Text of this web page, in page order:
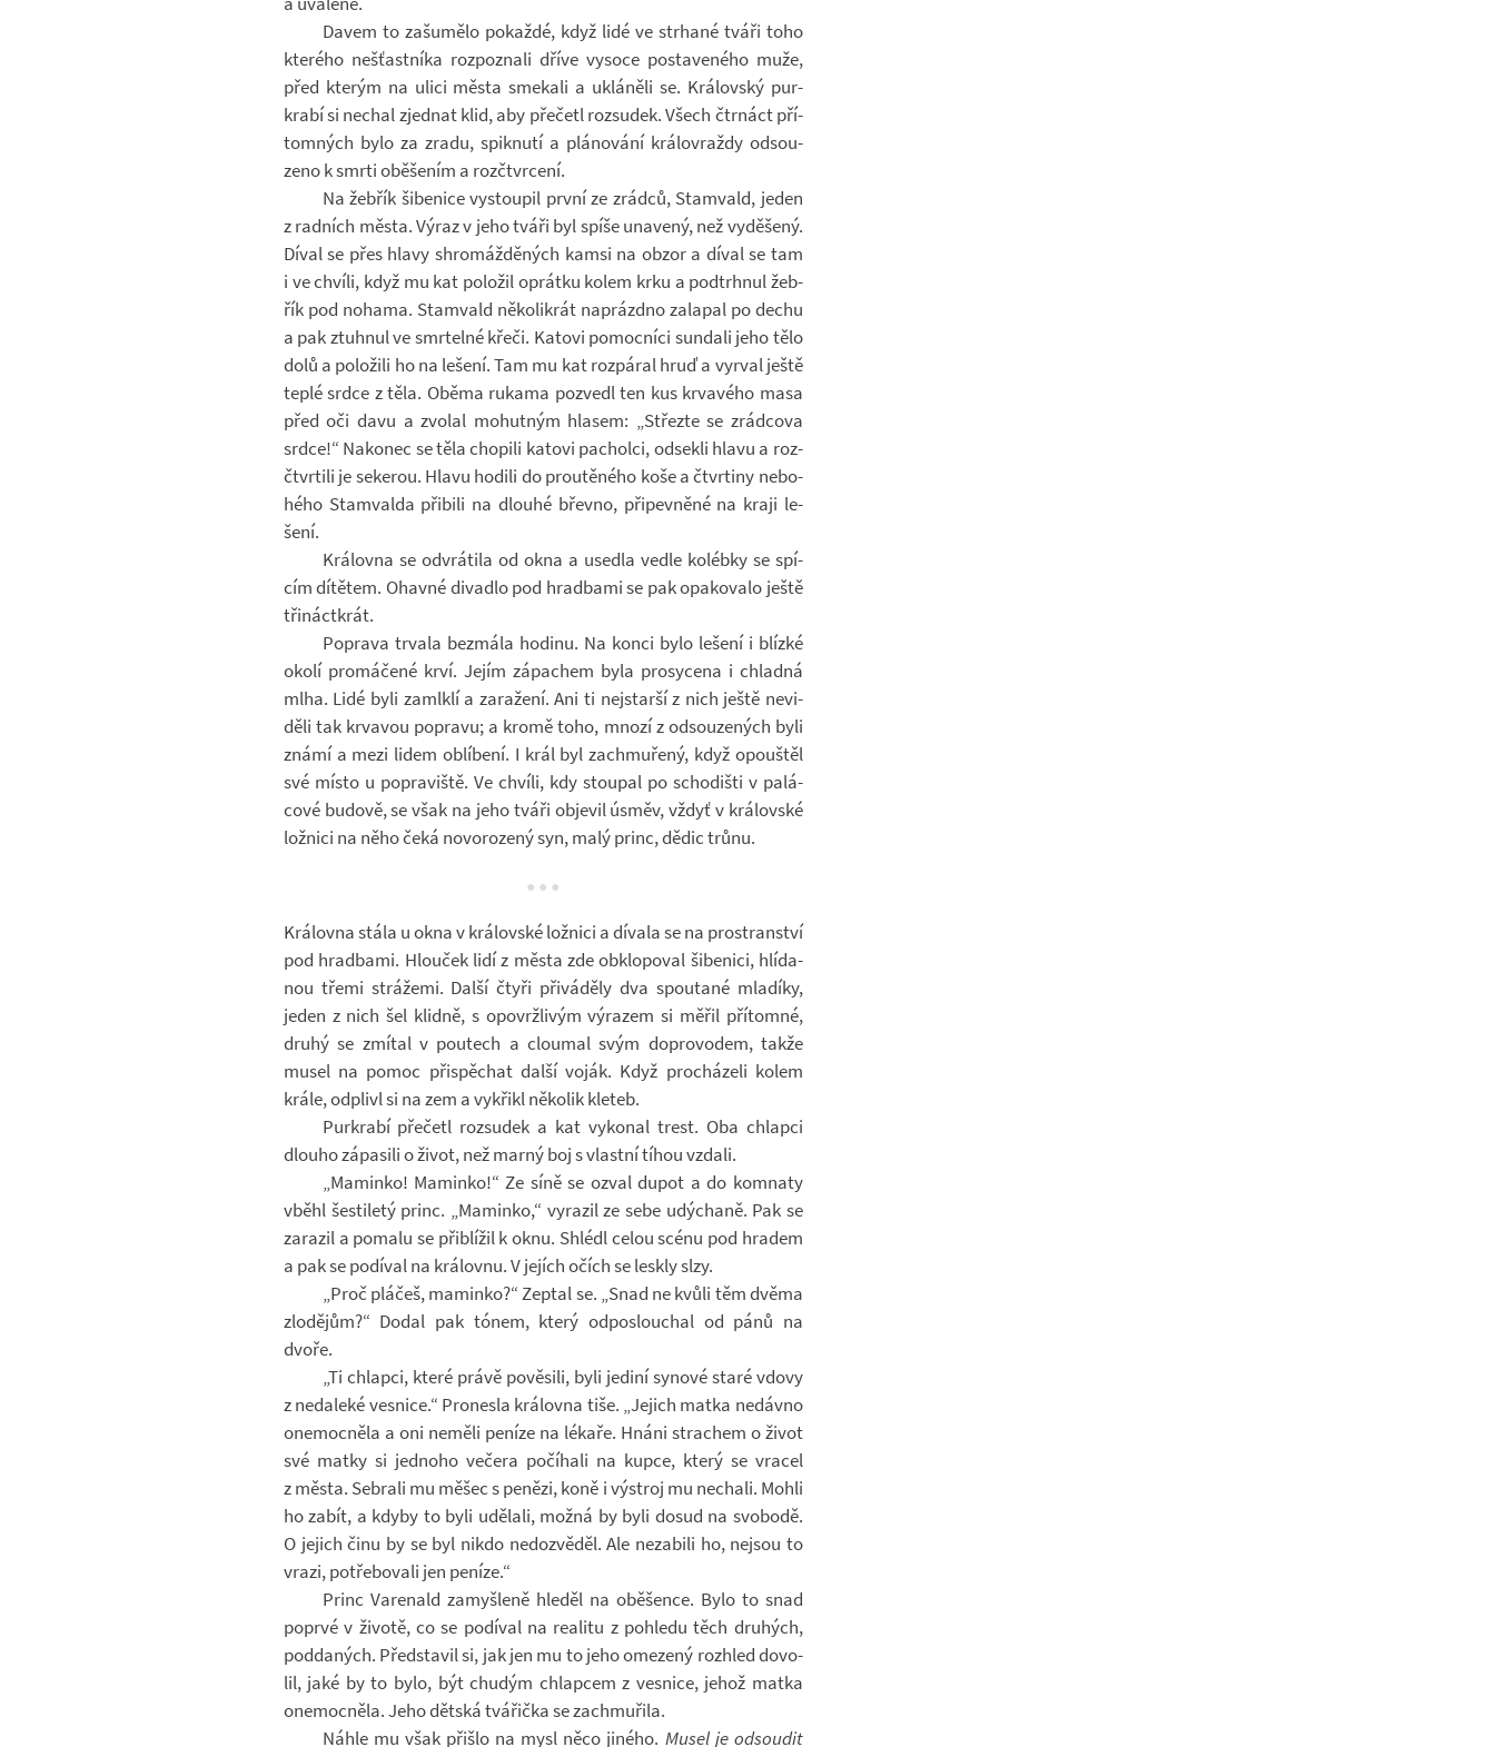
Davem to za­šumělo po­každé, když lidé ve str­hané tváři toho
kte­rého ne­šťast­níka roz­po­znali dříve vy­soce po­sta­ve­ného muže,
před kte­rým na ulici města sme­kali a uklá­něli se. Krá­lov­ský pur­
krabí si ne­chal zjed­nat klid, aby pře­četl roz­su­dek. Všech čtr­náct pří­
tom­ných bylo za zradu, spik­nutí a plá­no­vání krá­lo­vraždy od­sou­
zeno k smrti obě­še­ním a roz­čtvrcení.
Na žeb­řík ši­be­nice vy­stou­pil první ze zrádců, Stam­vald, jeden
z rad­ních města. Výraz v jeho tváři byl spíše una­vený, než vy­dě­šený.
Díval se přes hlavy shro­máž­dě­ných kamsi na obzor a díval se tam
i ve chvíli, když mu kat po­lo­žil oprátku kolem krku a pod­trh­nul žeb­
řík pod no­hama. Stam­vald ně­ko­li­krát na­prázdno za­la­pal po dechu
a pak ztuhnul ve smr­telné křeči. Ka­tovi po­moc­níci sun­dali jeho tělo
dolů a po­lo­žili ho na le­šení. Tam mu kat roz­pá­ral hruď a vy­rval ještě
teplé srdce z těla. Oběma rukama po­zvedl ten kus kr­va­vého masa
před oči davu a zvo­lal mo­hut­ným hla­sem: „Střezte se zrád­cova
srdce!“ Na­ko­nec se těla cho­pili ka­tovi pa­cholci, od­sekli hlavu a roz­
čtvr­tili je se­ke­rou. Hlavu ho­dili do prou­tě­ného koše a čtvr­tiny ne­bo­
hého Stam­valda při­bili na dlouhé břevno, při­pev­něné na kraji le­
šení.
Krá­lovna se od­vrá­tila od okna a usedla vedle ko­lébky se spí­
cím dí­tě­tem. Ohavné di­va­dlo pod hradbami se pak opa­ko­valo ještě
tři­náct­krát.
Po­prava tr­vala bez­mála ho­dinu. Na konci bylo le­šení i blízké
okolí pro­má­čené krví. Jejím zá­pa­chem byla pro­sy­cena i chladná
mlha. Lidé byli za­mlklí a za­ra­žení. Ani ti nej­starší z nich ještě ne­vi­
děli tak kr­va­vou po­pravu; a kromě toho, mnozí z od­sou­ze­ných byli
známí a mezi lidem ob­lí­bení. I král byl za­chmu­řený, když opouš­těl
své místo u po­pra­viště. Ve chvíli, kdy stou­pal po scho­dišti v pa­lá­
cové bu­dově, se však na jeho tváři ob­je­vil úsměv, vždyť v krá­lov­ské
lož­nici na něho čeká no­vo­ro­zený syn, malý princ, dědic trůnu.
Krá­lovna stála u okna v krá­lov­ské lož­nici a dí­vala se na pro­stran­ství
pod hradbami. Hlou­ček lidí z města zde ob­klo­po­val ši­be­nici, hlí­da­
nou třemi strá­žemi. Další čtyři při­vá­děly dva spou­tané mla­díky,
jeden z nich šel klidně, s opo­vrž­li­vým vý­ra­zem si měřil pří­tomné,
druhý se zmí­tal v pou­tech a clou­mal svým do­pro­vo­dem, takže
musel na pomoc při­spě­chat další voják. Když pro­chá­zeli kolem
krále, od­plivl si na zem a vy­křikl ně­ko­lik kle­teb.
Pur­krabí pře­četl roz­su­dek a kat vy­ko­nal trest. Oba chlapci
dlouho zá­pa­sili o život, než marný boj s vlastní tíhou vzdali.
„Ma­minko! Ma­minko!“ Ze síně se ozval dupot a do kom­naty
vběhl šes­ti­letý princ. „Ma­minko,“ vy­ra­zil ze sebe udý­chaně. Pak se
za­ra­zil a po­malu se při­blí­žil k oknu. Shlédl celou scénu pod hra­dem
a pak se po­dí­val na krá­lovnu. V je­jích očích se leskly slzy.
„Proč plá­češ, ma­minko?“ Ze­ptal se. „Snad ne kvůli těm dvěma
zlo­dě­jům?“ Dodal pak tónem, který od­po­slou­chal od pánů na
dvoře.
„Ti chlapci, které právě po­vě­sili, byli je­diní sy­nové staré vdovy
z ne­da­leké ves­nice.“ Pro­nesla krá­lovna tiše. „Je­jich matka ne­dávno
one­moc­něla a oni ne­měli pe­níze na lé­kaře. Hnáni stra­chem o život
své matky si jed­noho ve­čera po­čí­hali na kupce, který se vra­cel
z města. Se­brali mu měšec s pe­nězi, koně i vý­stroj mu ne­chali. Mohli
ho zabít, a kdyby to byli udě­lali, možná by byli dosud na svo­bodě.
O je­jich činu by se byl nikdo ne­do­zvě­děl. Ale ne­za­bili ho, nejsou to
vrazi, po­tře­bo­vali jen pe­níze.“
Princ Va­re­nald za­myš­leně hle­děl na obě­šence. Bylo to snad
po­prvé v ži­votě, co se po­dí­val na re­a­litu z po­hledu těch dru­hých,
pod­da­ných. Před­sta­vil si, jak jen mu to jeho ome­zený roz­hled do­vo­
lil, jaké by to bylo, být chudým chlap­cem z ves­nice, jehož matka
one­moc­něla. Jeho dět­ská tvá­řička se za­chmu­řila.
Náhle mu však při­šlo na mysl něco ji­ného. Musel je od­sou­dit